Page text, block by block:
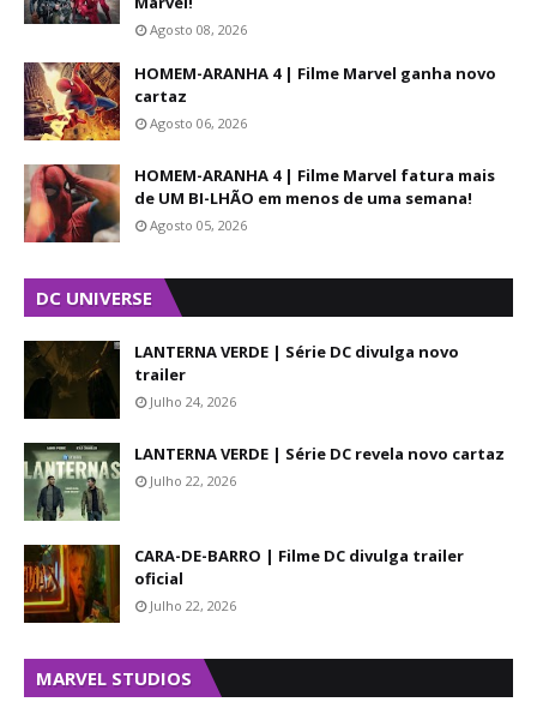
Agosto 08, 2026
HOMEM-ARANHA 4 | Filme Marvel ganha novo
cartaz
Agosto 06, 2026
HOMEM-ARANHA 4 | Filme Marvel fatura mais
de UM BI-LHÃO em menos de uma semana!
Agosto 05, 2026
DC UNIVERSE
LANTERNA VERDE | Série DC divulga novo
trailer
Julho 24, 2026
LANTERNA VERDE | Série DC revela novo cartaz
Julho 22, 2026
CARA-DE-BARRO | Filme DC divulga trailer
oficial
Julho 22, 2026
MARVEL STUDIOS